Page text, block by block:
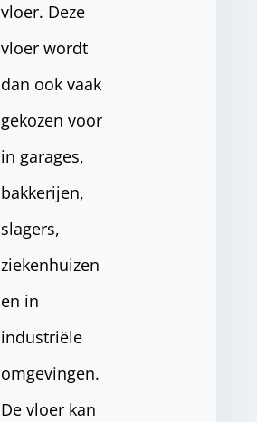
vloer. Deze
vloer wordt
dan ook vaak
gekozen voor
in garages,
bakkerijen,
slagers,
ziekenhuizen
en in
industriële
omgevingen.
De vloer kan